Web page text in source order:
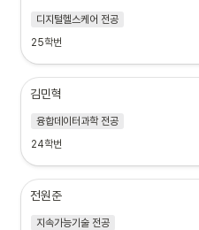
디지털헬스케어 전공
25학번
김민혁
융합데이터과학 전공
24학번
전원준
지속가능기술 전공